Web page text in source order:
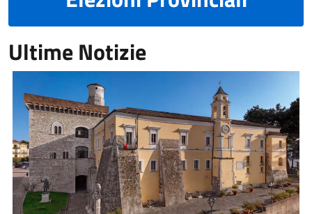
Ultime Notizie